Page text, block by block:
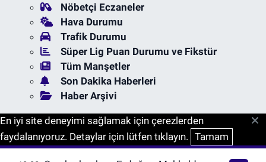
Nöbetçi Eczaneler
Hava Durumu
Trafik Durumu
Süper Lig Puan Durumu ve Fikstür
Tüm Manşetler
Son Dakika Haberleri
Haber Arşivi
En iyi site deneyimi sağlamak için çerezlerden
faydalanıyoruz. Detaylar için lütfen tıklayın. Tamam